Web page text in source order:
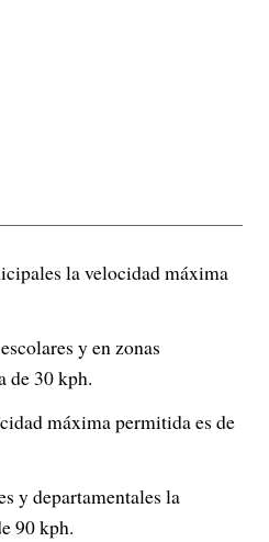
la velocidad máxima
y en zonas
de 30 kph.
máxima permitida es de
y departamentales la
90 kph.